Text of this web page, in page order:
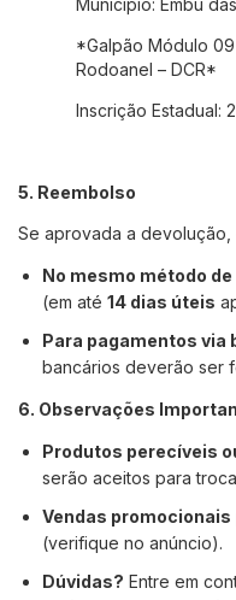
Município: Embu
*Galpão Módulo
Rodoanel – DCR*
Inscrição Estadual:
5. Reembolso
Se aprovada a
No mesmo método
(em até 14 dias úteis
Para pagamentos
bancários deverão ser
6. Observações
Produtos perecíveis
serão aceitos para
Vendas promocionais
(verifique no anúncio).
Dúvidas? Entre em